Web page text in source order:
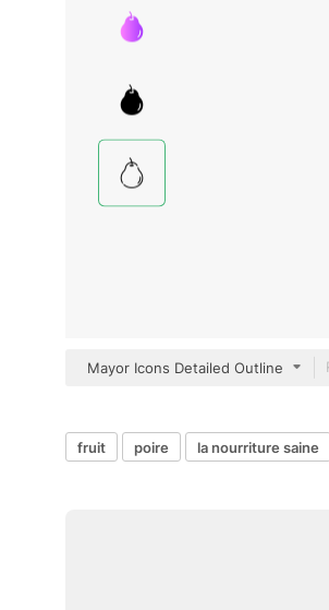
Mayor Icons Detailed Outline
fruit poire la nourriture saine